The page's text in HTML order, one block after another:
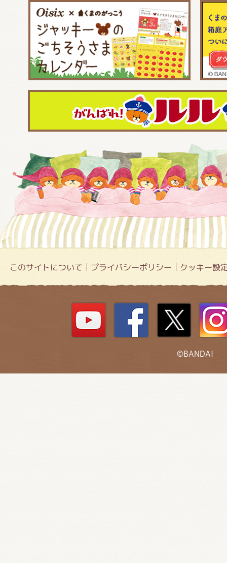
このサイトについて プライバシーポリシー クッキー設
©BANDAI